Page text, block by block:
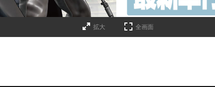
拡大 全画面